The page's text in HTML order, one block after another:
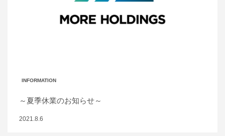
INFORMATION
～夏季休業のお知らせ～
2021.8.6